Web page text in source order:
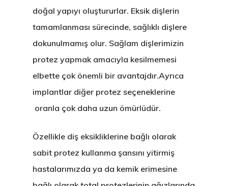
doğal yapıyı oluştururlar. Eksik dişlerin
tamamlanması sürecinde, sağlıklı dişlere
dokunulmamış olur. Sağlam dişlerimizin
protez yapmak amacıyla kesilmemesi
elbette çok önemli bir avantajdır.Ayrıca
implantlar diğer protez seçeneklerine
oranla çok daha uzun ömürlüdür.
Özellikle diş eksikliklerine bağlı olarak
sabit protez kullanma şansını yitirmiş
hastalarımızda ya da kemik erimesine